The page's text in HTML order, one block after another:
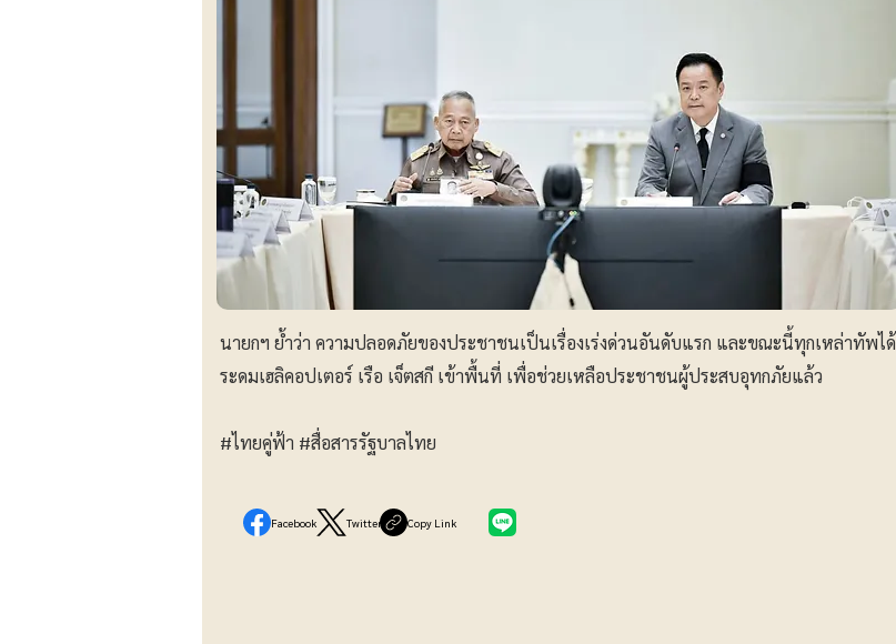
นายกฯ ย้ำว่า ความปลอดภัยของประชาชนเป็นเรื่องเร่งด่วนอันดับแรก และขณะนี้ทุกเหล่าทัพได้
ระดมเฮลิคอปเตอร์ เรือ เจ็ตสกี เข้าพื้นที่ เพื่อช่วยเหลือประชาชนผู้ประสบอุทกภัยแล้ว
#ไทยคู่ฟ้า #สื่อสารรัฐบาลไทย
Facebook Twitter Copy Link